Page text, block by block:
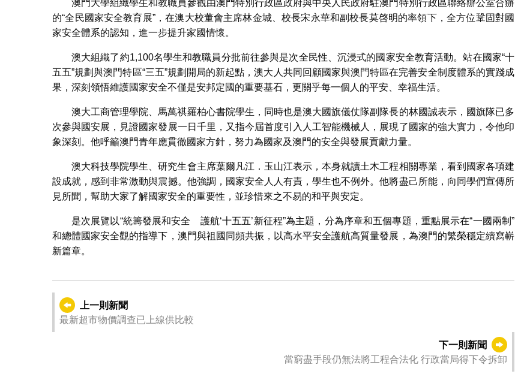
澳門大學組織學生和教職員參觀由澳門特別行政區政府與中央人民政府駐澳門特別行政區聯絡辦公室合辦
的“全民國家安全教育展”，在澳大校董會主席林金城、校長宋永華和副校長莫啓明的率領下，全方位鞏固對國
家安全體系的認知，進一步提升家國情懷。
澳大組織了約1,100名學生和教職員分批前往參與是次全民性、沉浸式的國家安全教育活動。站在國家“十
五五”規劃與澳門特區“三五”規劃開局的新起點，澳大人共同回顧國家與澳門特區在完善安全制度體系的實踐成
果，深刻領悟維護國家安全不僅是安邦定國的重要基石，更關乎每一個人的平安、幸福生活。
澳大工商管理學院、馬萬祺羅柏心書院學生，同時也是澳大國旗儀仗隊副隊長的林國誠表示，國旗隊已多
次參與國安展，見證國家發展一日千里，又指今屆首度引入人工智能機械人，展現了國家的強大實力，令他印
象深刻。他呼籲澳門青年應貫徹國家方針，努力為國家及澳門的安全與發展貢獻力量。
澳大科技學院學生、研究生會主席葉爾凡江．玉山江表示，本身就讀土木工程相關專業，看到國家各項建
設成就，感到非常激動與震撼。他強調，國家安全人人有責，學生也不例外。他將盡己所能，向同學們宣傳所
見所聞，幫助大家了解國家安全的重要性，並珍惜來之不易的和平與安定。
是次展覽以“統籌發展和安全 護航‘十五五’新征程”為主題，分為序章和五個專題，重點展示在“一國兩制”
和總體國家安全觀的指導下，澳門與祖國同頻共振，以高水平安全護航高質量發展，為澳門的繁榮穩定續寫嶄
新篇章。
上一則新聞
最新超市物價調查已上線供比較
下一則新聞
當窮盡手段仍無法將工程合法化 行政當局得下令拆卸